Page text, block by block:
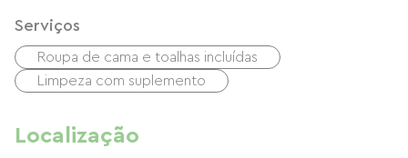
Serviços
Roupa de cama e toalhas incluídas
Limpeza com suplemento
Localização